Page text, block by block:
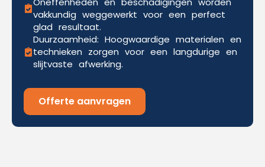
vakkundig weggewerkt voor een perfect
glad resultaat.
Duurzaamheid: Hoogwaardige materialen en
technieken zorgen voor een langdurige en
slijtvaste afwerking.
Offerte aanvragen